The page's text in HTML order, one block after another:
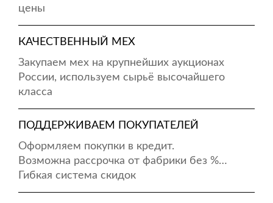
цены
КАЧЕСТВЕННЫЙ МЕХ
Закупаем мех на крупнейших аукционах
России, используем сырьё высочайшего
класса
ПОДДЕРЖИВАЕМ ПОКУПАТЕЛЕЙ
Оформляем покупки в кредит.
Возможна рассрочка от фабрики без %…
Гибкая система скидок